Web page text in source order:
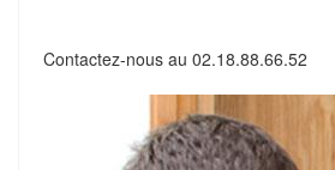
Contactez-nous au 02.18.88.66.52